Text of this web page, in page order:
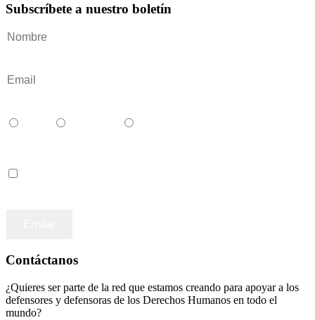
Subscríbete a nuestro boletín
Contáctanos
¿Quieres ser parte de la red que estamos creando para apoyar a los
defensores y defensoras de los Derechos Humanos en todo el
mundo?